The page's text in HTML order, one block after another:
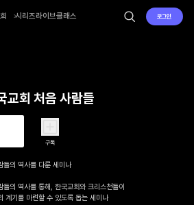
시리즈라이브클래스 로그인
교회 처음 사람들
구독
들의 역사를 다룬 세미나
의 역사를 통해, 한국교회와 크리스천들이
계기를 마련할 수 있도록 돕는 세미나